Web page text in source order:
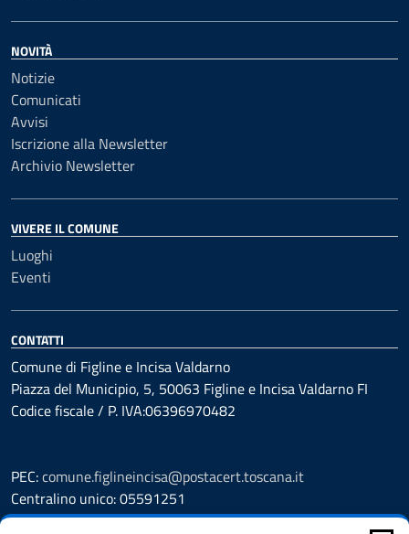
NOVITÀ
Notizie
Comunicati
Avvisi
Iscrizione alla Newsletter
Archivio Newsletter
VIVERE IL COMUNE
Luoghi
Eventi
CONTATTI
Comune di Figline e Incisa Valdarno
Piazza del Municipio, 5, 50063 Figline e Incisa Valdarno FI
Codice fiscale / P. IVA:06396970482
PEC:comune.figlineincisa@postacert.toscana.it
Centralino unico: 05591251